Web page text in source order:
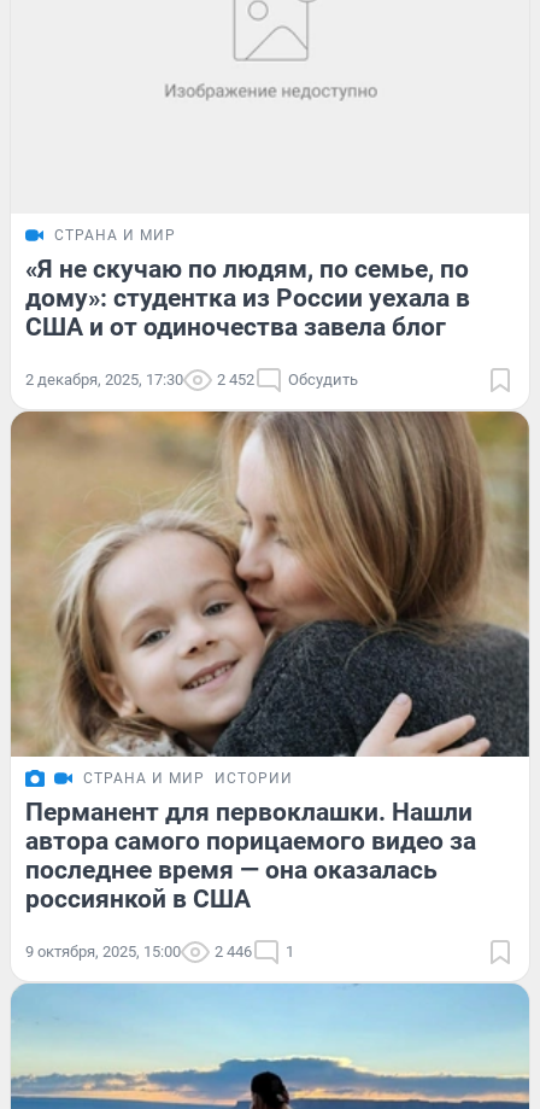
СТРАНА И МИР
«Я не скучаю по людям, по семье, по
дому»: студентка из России уехала в
США и от одиночества завела блог
2 декабря, 2025, 17:30 2 452 Обсудить
СТРАНА И МИР ИСТОРИИ
Перманент для первоклашки. Нашли
автора самого порицаемого видео за
последнее время — она оказалась
россиянкой в США
9 октября, 2025, 15:00 2 446 1